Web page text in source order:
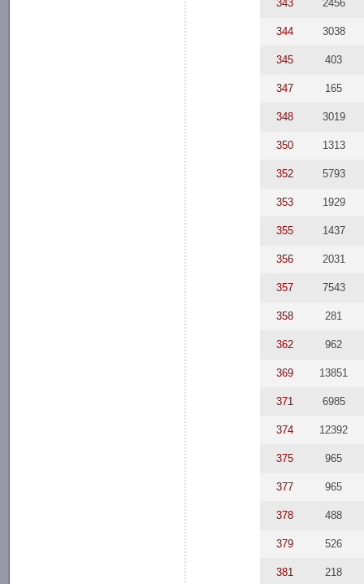
343 2456
344 3038
345 403
347 165
348 3019
350 1313
352 5793
353 1929
355 1437
356 2031
357 7543
358 281
362 962
369 13851
371 6985
374 12392
375 965
377 965
378 488
379 526
381 218